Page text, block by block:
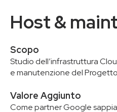
Host &
Scopo
Studio dell’infrastruttura
e manutenzione del
Valore Aggiunto
Come partner Google